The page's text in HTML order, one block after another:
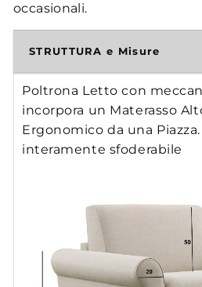
occasionali.
STRUTTURA e Misure
Poltrona Letto con
incorpora un Materasso
Ergonomico da una
interamente sfoderabile